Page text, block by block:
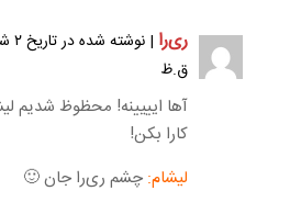
ری‌را
ق.ظ
آها ایییینه! محظوظ شدیم
کارا بکن!
لیشام: چشم ری‌را جان 🙂